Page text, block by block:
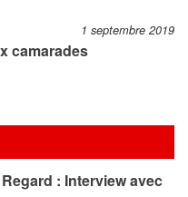
1 septembre 2019
camarades
: Interview avec